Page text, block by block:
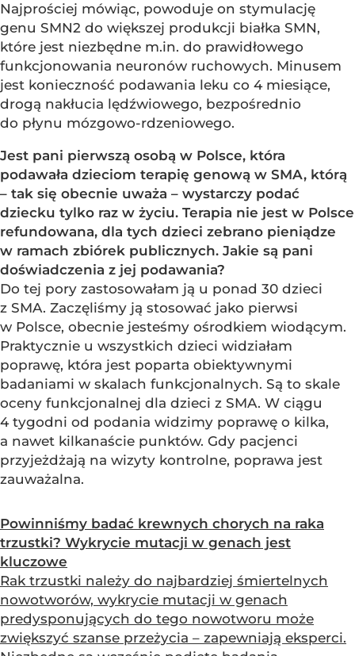
Najprościej mówiąc, powoduje on stymulację
genu SMN2 do większej produkcji białka SMN,
które jest niezbędne m.in. do prawidłowego
funkcjonowania neuronów ruchowych. Minusem
jest konieczność podawania leku co 4 miesiące,
drogą nakłucia lędźwiowego, bezpośrednio
do płynu mózgowo-rdzeniowego.
Jest pani pierwszą osobą w Polsce, która
podawała dzieciom terapię genową w SMA, którą
– tak się obecnie uważa – wystarczy podać
dziecku tylko raz w życiu. Terapia nie jest w Polsce
refundowana, dla tych dzieci zebrano pieniądze
w ramach zbiórek publicznych. Jakie są pani
doświadczenia z jej podawania?
Do tej pory zastosowałam ją u ponad 30 dzieci
z SMA. Zaczęliśmy ją stosować jako pierwsi
w Polsce, obecnie jesteśmy ośrodkiem wiodącym.
Praktycznie u wszystkich dzieci widziałam
poprawę, która jest poparta obiektywnymi
badaniami w skalach funkcjonalnych. Są to skale
oceny funkcjonalnej dla dzieci z SMA. W ciągu
4 tygodni od podania widzimy poprawę o kilka,
a nawet kilkanaście punktów. Gdy pacjenci
przyjeżdżają na wizyty kontrolne, poprawa jest
zauważalna.
Powinniśmy badać krewnych chorych na raka
trzustki? Wykrycie mutacji w genach jest
kluczowe
Rak trzustki należy do najbardziej śmiertelnych
nowotworów, wykrycie mutacji w genach
predysponujących do tego nowotworu może
zwiększyć szanse przeżycia – zapewniają eksperci.